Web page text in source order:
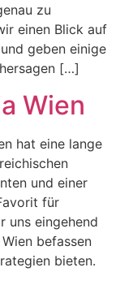
zu
einen Blick auf
geben einige
[…]
Wien
hat eine lange
und einer
für
uns eingehend
befassen
bieten.